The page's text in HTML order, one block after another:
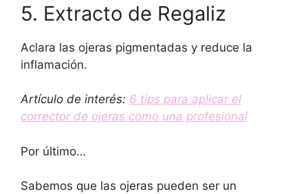
5. Extracto de Regaliz
Aclara las ojeras pigmentadas y reduce la
inflamación.
Artículo de interés: 6 tips para aplicar el
corrector de ojeras como una profesional
Por último…
Sabemos que las ojeras pueden ser un